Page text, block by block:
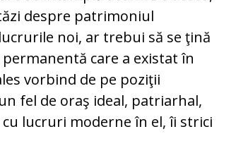
despre patrimoniul
noi, ar trebui să se ţină
care a existat în
vorbind de pe poziţii
fel de oraş ideal, patriarhal,
lucruri moderne în el, îi strici